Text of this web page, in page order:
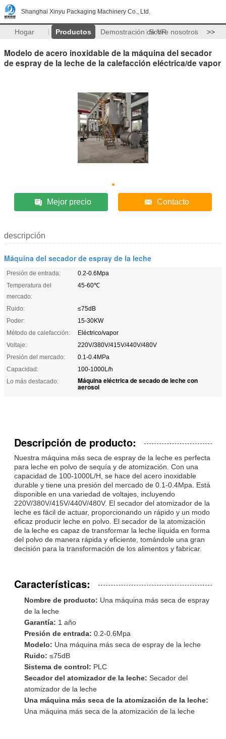
Shanghai Xinyu Packaging Machinery Co., Ltd.
Hogar Productos Demostración de VRSobre nosotros >>
Modelo de acero inoxidable de la máquina del secador
de espray de la leche de la calefacción eléctrica/de vapor
Mejor precio Contacto
descripción
Máquina del secador de espray de la leche
Presión de entrada:
0.2-0.6Mpa
Temperatura del
mercado:
45-60℃
Ruido:
≤75dB
Poder:
15-30KW
Método de calefacción:
Eléctrico/vapor
Voltaje:
220V/380V/415V/440V/480V
Presión del mercado:
0.1-0.4MPa
Capacidad:
100-1000L/h
Lo más destacado:
Máquina eléctrica de secado de leche con
aerosol
Descripción de producto:
Nuestra máquina más seca de espray de la leche es perfecta
para leche en polvo de sequía y de atomización. Con una
capacidad de 100-1000L/H, se hace del acero inoxidable
durable y tiene una presión del mercado de 0.1-0.4Mpa. Está
disponible en una variedad de voltajes, incluyendo
220V/380V/415V/440V/480V. El secador del atomizador de la
leche es fácil de actuar, proporcionando un rápido y un modo
eficaz producir leche en polvo. El secador de la atomización
de la leche es capaz de transformar la leche líquida en forma
del polvo de manera rápida y eficiente, tomándole una gran
decisión para la transformación de los alimentos y fabricar.
Características:
Nombre de producto: Una máquina más seca de espray
de la leche
Garantía: 1 año
Presión de entrada: 0.2-0.6Mpa
Modelo: Una máquina más seca de espray de la leche
Ruido: ≤75dB
Sistema de control: PLC
Secador del atomizador de la leche: Secador del
atomizador de la leche
Una máquina más seca de la atomización de la leche:
Una máquina más seca de la atomización de la leche